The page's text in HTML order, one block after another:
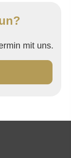
mit uns.